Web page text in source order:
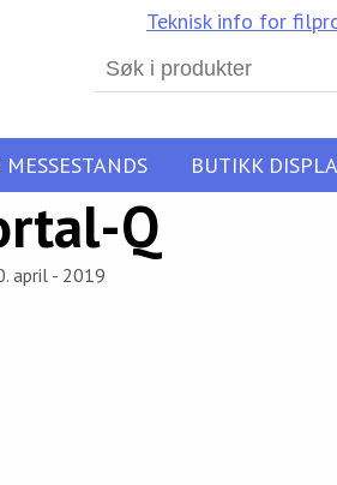
Search
for:
Teknisk info for
BUTIKK
Q
april - 2019